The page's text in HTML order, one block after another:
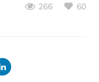
266 60